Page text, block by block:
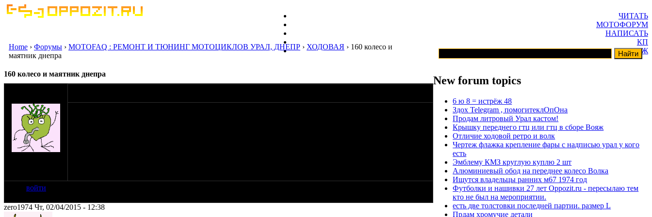
ЧИТАТЬ
МОТОФОРУМ
НАПИСАТЬ
КП
ГАРАЖ
Home › Форумы › MOTOFAQ : РЕМОНТ И ТЮНИНГ МОТОЦИКЛОВ УРАЛ, ДНЕПР › ХОДОВАЯ › 160 колесо и
маятник днепра
160 колесо и маятник днепра
войти
zero1974 Чт, 02/04/2015 - 12:38
New forum topics
6 ю 8 = истрёж 48
Здох Telegram , помогитеклОпОна
Продам литровый Урал кастом!
Крышку переднего гтц или гтц в сборе Вояж
Отличие ходовой ретро и волк
Чертеж флажка крепление фары с надписью урал у кого
есть
Эмблему КМЗ круглую куплю 2 шт
Алюминиевый обод на переднее колесо Волка
Ищутся владельцы ранних м67 1974 год
Футболки и нашивки 27 лет Oppozit.ru - пересылаю тем
кто не был на мероприятии.
есть две толстовки последней партии. размер L
Прдам хромучие детали